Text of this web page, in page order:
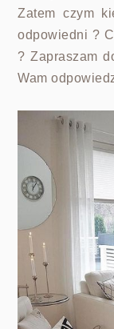
Zatem czym
odpowiedni ?
? Zapraszam
Wam